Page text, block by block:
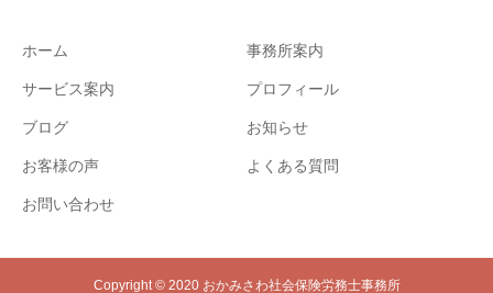
ホーム 事務所案内
サービス案内 プロフィール
ブログ お知らせ
お客様の声 よくある質問
お問い合わせ
Copyright © 2020 おかみさわ社会保険労務士事務所